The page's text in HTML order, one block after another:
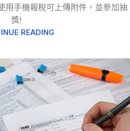
用手機報稅可上傳附件，並參加抽
獎!
READING